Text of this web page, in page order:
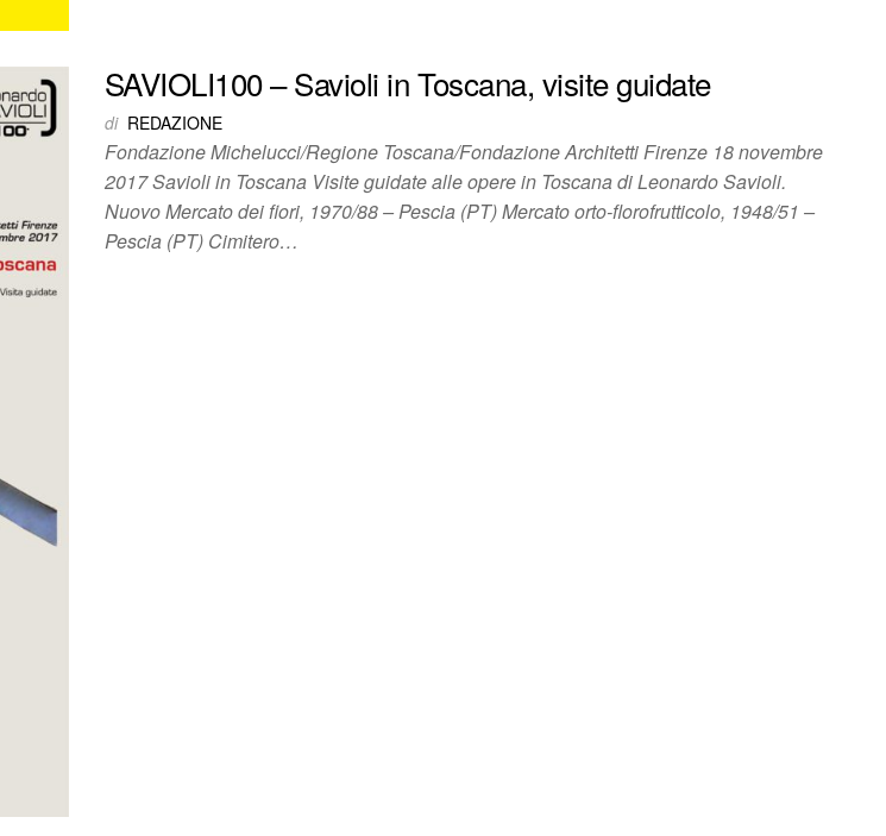
SAVIOLI100 – Savioli in Toscana, visite guidate
di REDAZIONE
Fondazione Michelucci/Regione Toscana/Fondazione Architetti Firenze 18 novembre
2017 Savioli in Toscana Visite guidate alle opere in Toscana di Leonardo Savioli.
Nuovo Mercato dei fiori, 1970/88 – Pescia (PT) Mercato orto-florofrutticolo, 1948/51 –
Pescia (PT) Cimitero…